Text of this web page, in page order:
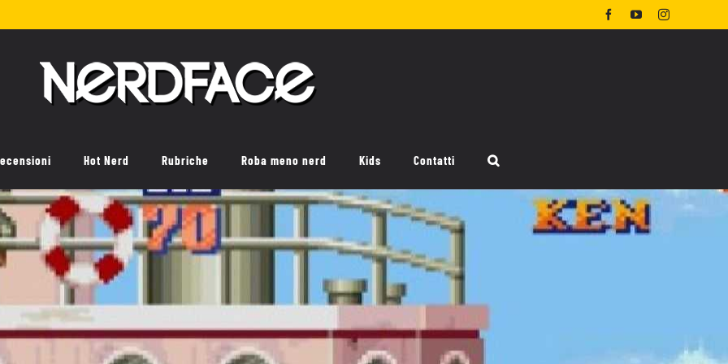
FacebookYouTubeInstagram
Hot Nerd Rubriche Roba meno nerd Kids Contatti